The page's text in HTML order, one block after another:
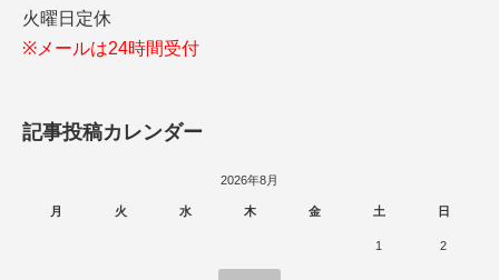
火曜日定休
※メールは24時間受付
記事投稿カレンダー
2026年8月
月 火 水 木 金 土 日
1 2